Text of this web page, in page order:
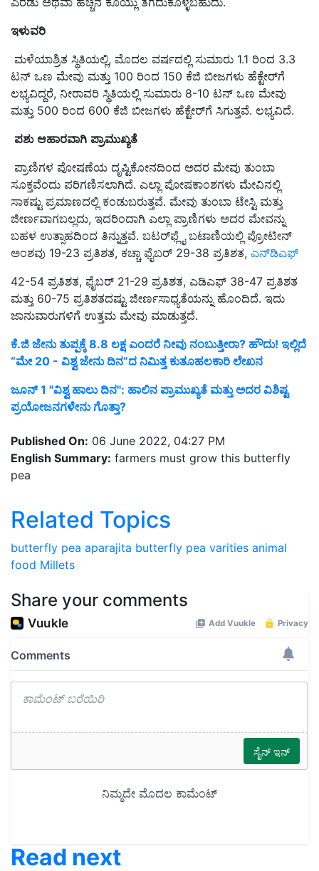
ಇಳುವರಿ
ಮಳೆಯಾಶ್ರಿತ ಸ್ಥಿತಿಯಲ್ಲಿ, ಮೊದಲ ವರ್ಷದಲ್ಲಿ ಸುಮಾರು 1.1 ರಿಂದ 3.3
ಟನ್ ಒಣ ಮೇವು ಮತ್ತು 100 ರಿಂದ 150 ಕೆಜಿ ಬೀಜಗಳು ಹೆಕ್ಟೇರ್‌ಗೆ
ಲಭ್ಯವಿದ್ದರೆ, ನೀರಾವರಿ ಸ್ಥಿತಿಯಲ್ಲಿ ಸುಮಾರು 8-10 ಟನ್ ಒಣ ಮೇವು
ಮತ್ತು 500 ರಿಂದ 600 ಕೆಜಿ ಬೀಜಗಳು ಹೆಕ್ಟೇರ್‌ಗೆ ಸಿಗುತ್ತವೆ. ಲಭ್ಯವಿದೆ.
ಪಶು ಆಹಾರವಾಗಿ ಪ್ರಾಮುಖ್ಯತೆ
ಪ್ರಾಣಿಗಳ ಪೋಷಣೆಯ ದೃಷ್ಟಿಕೋನದಿಂದ ಅದರ ಮೇವು ತುಂಬಾ
ಸೂಕ್ತವೆಂದು ಪರಿಗಣಿಸಲಾಗಿದೆ. ಎಲ್ಲಾ ಪೋಷಕಾಂಶಗಳು ಮೇವಿನಲ್ಲಿ
ಸಾಕಷ್ಟು ಪ್ರಮಾಣದಲ್ಲಿ ಕಂಡುಬರುತ್ತವೆ. ಮೇವು ತುಂಬಾ ಟೇಸ್ಟಿ ಮತ್ತು
ಜೀರ್ಣವಾಗಬಲ್ಲದು, ಇದರಿಂದಾಗಿ ಎಲ್ಲಾ ಪ್ರಾಣಿಗಳು ಅದರ ಮೇವನ್ನು
ಬಹಳ ಉತ್ಸಾಹದಿಂದ ತಿನ್ನುತ್ತವೆ. ಬಟರ್‌ಫ್ಲೈ ಬಟಾಣಿಯಲ್ಲಿ ಪ್ರೋಟೀನ್
ಅಂಶವು 19-23 ಪ್ರತಿಶತ, ಕಚ್ಚಾ ಫೈಬರ್ 29-38 ಪ್ರತಿಶತ, ಎನ್‌ಡಿಎಫ್
42-54 ಪ್ರತಿಶತ, ಫೈಬರ್ 21-29 ಪ್ರತಿಶತ, ಎಡಿಎಫ್ 38-47 ಪ್ರತಿಶತ
ಮತ್ತು 60-75 ಪ್ರತಿಶತದಷ್ಟು ಜೀರ್ಣಸಾಧ್ಯತೆಯನ್ನು ಹೊಂದಿದೆ. ಇದು
ಜಾನುವಾರುಗಳಿಗೆ ಉತ್ತಮ ಮೇವು ಮಾಡುತ್ತದೆ.
ಕೆ.ಜಿ ಜೇನು ತುಪ್ಪಕ್ಕೆ 8.8 ಲಕ್ಷ ಎಂದರೆ ನೀವು ನಂಬುತ್ತೀರಾ? ಹೌದು! ಇಲ್ಲಿದೆ
“ಮೇ 20 - ವಿಶ್ವ ಜೇನು ದಿನ”ದ ನಿಮಿತ್ತ ಕುತೂಹಲಕಾರಿ ಲೇಖನ
ಜೂನ್‌ 1 "ವಿಶ್ವ ಹಾಲು ದಿನ": ಹಾಲಿನ ಪ್ರಾಮುಖ್ಯತೆ ಮತ್ತು ಅದರ ವಿಶಿಷ್ಟ
ಪ್ರಯೋಜನಗಳೇನು ಗೊತ್ತಾ?
Published On: 06 June 2022, 04:27 PM
English Summary: farmers must grow this butterfly
pea
Related Topics
butterfly pea aparajita butterfly pea varities animal
food Millets
Share your comments
Read next